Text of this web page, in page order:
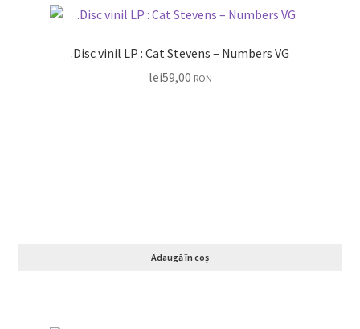
.Disc vinil LP : Cat Stevens – Numbers VG
lei59,00 RON
Adaugă în coș